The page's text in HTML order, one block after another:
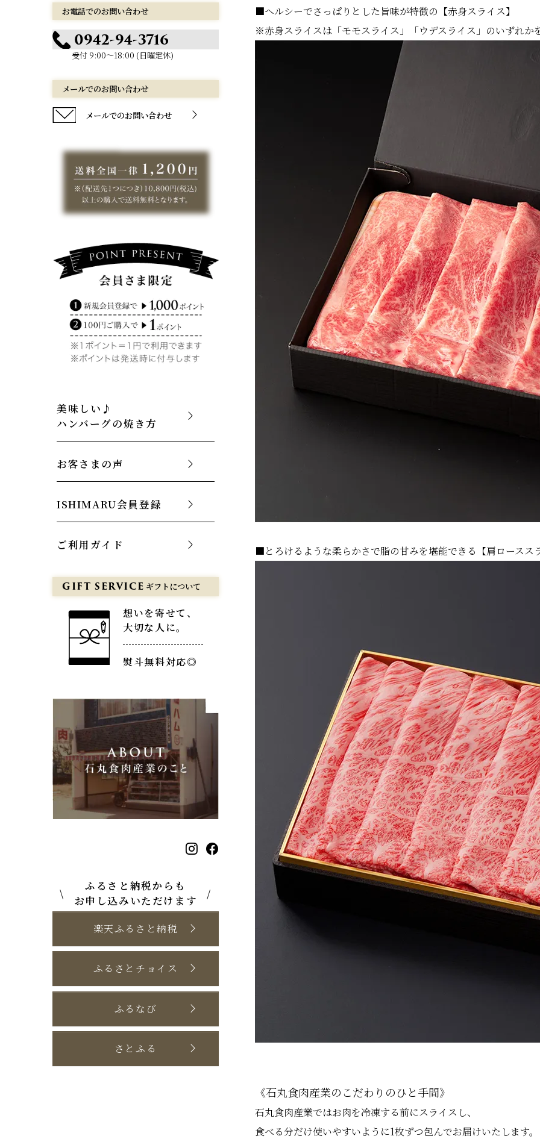
■ヘルシーでさっぱりとした旨味が特徴の【赤身スライス】
※赤身スライスは「モモスライス」「ウデスライス」のいずれか
■とろけるような柔らかさで脂の甘みを堪能できる【肩ロースス
《石丸食肉産業のこだわりのひと手間》
石丸食肉産業ではお肉を冷凍する前にスライスし、
食べる分だけ使いやすいように1枚ずつ包んでお届けいたします。
お電話でのお問い合わせ
0942-94-3716
受付 9:00～18:00 (日曜定休)
メールでのお問い合わせ
メールでのお問い合わせ
美味しい♪
ハンバーグの焼き方
お客さまの声
ISHIMARU会員登録
ご利用ガイド
GIFT SERVICE ギフトについて
想いを寄せて、
大切な人に。
熨斗無料対応◎
\
ふるさと納税からも
お申し込みいただけます
/
楽天ふるさと納税
ふるさとチョイス
ふるなび
さとふる